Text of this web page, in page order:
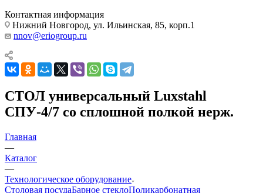
Контактная информация
Нижний Новгород, ул. Ильинская, 85, корп.1
nnov@eriogroup.ru
СТОЛ универсальный Luxstahl
СПУ-4/7 со сплошной полкой нерж.
Главная
—
Каталог
—
Технологическое оборудование
Столовая посудаБарное стеклоПоликарбонатная